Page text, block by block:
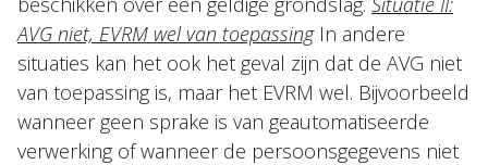
AVG niet, EVRM wel van toepassingIn andere
situaties kan het ook het geval zijn dat de AVG niet
van toepassing is, maar het EVRM wel. Bijvoorbeeld
wanneer geen sprake is van geautomatiseerde
verwerking of wanneer de persoonsgegevens niet